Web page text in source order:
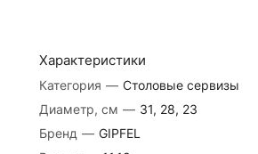
Характеристики
Категория — Столовые сервизы
Диаметр, см — 31, 28, 23
Бренд — GIPFEL